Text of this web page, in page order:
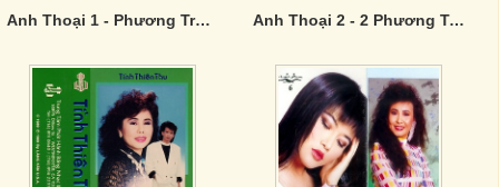
Anh Thoại 1 - Phương Trời Xứ Lạ Anh Thoại 2 - 2 Phương Trời Cách Biệt